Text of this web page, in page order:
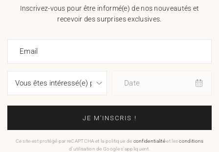
Inscrivez-vous pour être informé(e) de nos nouveautés et
recevoir des surprises exclusives.
Email
Date
JE M'INSCRIS !
Ce site est protégé par reCAPTCHA et la politique de confidentialitéet lesconditions
d'utilisation de Google s'appliquent.